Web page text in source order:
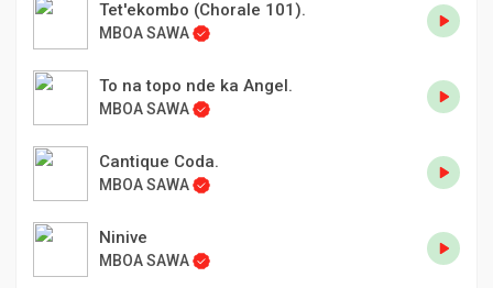
Tet'ekombo (Chorale 101).
MBOA SAWA
To na topo nde ka Angel.
MBOA SAWA
Cantique Coda.
MBOA SAWA
Ninive
MBOA SAWA